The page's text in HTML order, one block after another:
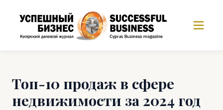
Топ-10 продаж в сфере
недвижимости за 2024 год